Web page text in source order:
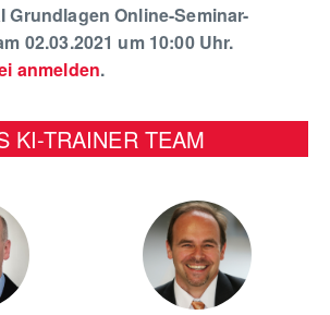
Grundlagen Online-Seminar-
02.03.2021 um 10:00 Uhr.
anmelden.
KI-TRAINER TEAM